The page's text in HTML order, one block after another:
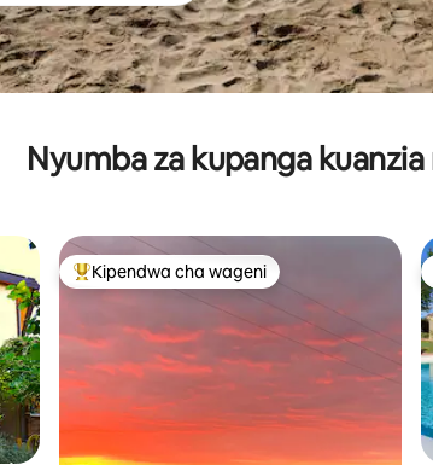
Nyumba za kupanga
Kipendwa maarufu cha wageni
Kipendwa cha wageni